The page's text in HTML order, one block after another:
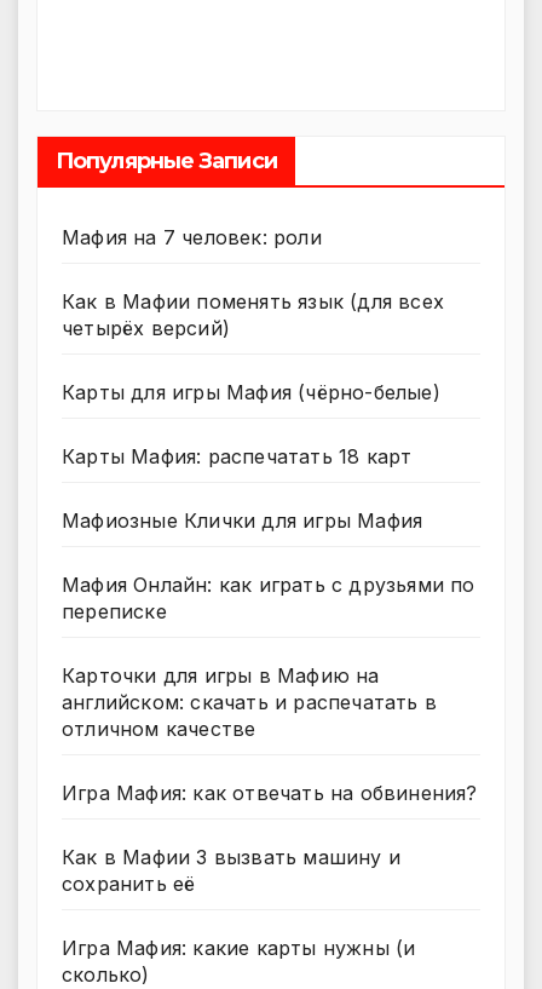
Популярные Записи
Мафия на 7 человек: роли
Как в Мафии поменять язык (для всех
четырёх версий)
Карты для игры Мафия (чёрно-белые)
Карты Мафия: распечатать 18 карт
Мафиозные Клички для игры Мафия
Мафия Онлайн: как играть с друзьями по
переписке
Карточки для игры в Мафию на
английском: скачать и распечатать в
отличном качестве
Игра Мафия: как отвечать на обвинения?
Как в Мафии 3 вызвать машину и
сохранить её
Игра Мафия: какие карты нужны (и
сколько)